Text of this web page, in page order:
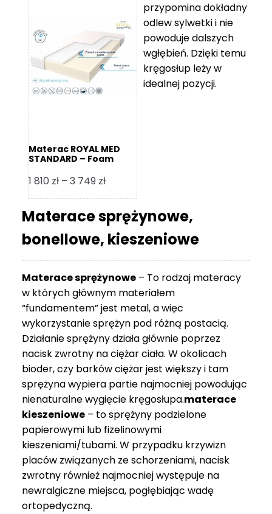
119 zł
do
11
670 zł
Materac ROYAL MED
STANDARD – Foam
1 810 zł – 3 749 złZakres
cen:
od
1
810 zł
749 zł
przypomina dokładny
odlew sylwetki i nie
powoduje dalszych
wgłębień. Dzięki temu
kręgosłup leży w
idealnej pozycji.
Materace sprężynowe,
bonellowe, kieszeniowe
Materace sprężynowe – To rodzaj materacy
w których głównym materiałem
“fundamentem” jest metal, a więc
wykorzystanie sprężyn pod różną postacią.
Działanie sprężyny działa głównie poprzez
nacisk zwrotny na ciężar ciała. W okolicach
bioder, czy barków ciężar jest większy i tam
sprężyna wypiera partie najmocniej powodując
nienaturalne wygięcie kręgosłupa.materace
kieszeniowe – to sprężyny podzielone
papierowymi lub fizelinowymi
kieszeniami/tubami. W przypadku krzywizn
placów związanych ze schorzeniami, nacisk
zwrotny również najmocniej występuje na
newralgiczne miejsca, pogłębiając wadę
ortopedyczną.